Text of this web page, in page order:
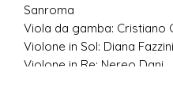
Sanroma
Viola da gamba: Cristiano
Violone in Sol: Diana Fazzini
Violone in Re: Nereo Dani